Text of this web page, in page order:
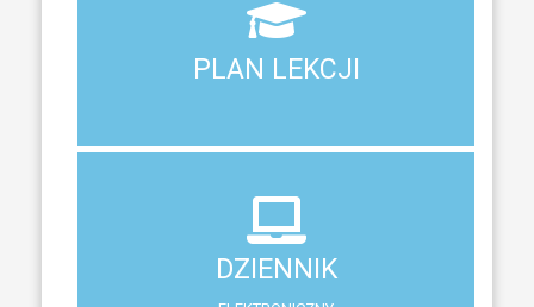
PLAN LEKCJI
PLAN LEKCJI
DZIENNIK
DZIENNIK
ELEKTRONICZNY
System zewnętrzny do śledzenia postępów w nauce